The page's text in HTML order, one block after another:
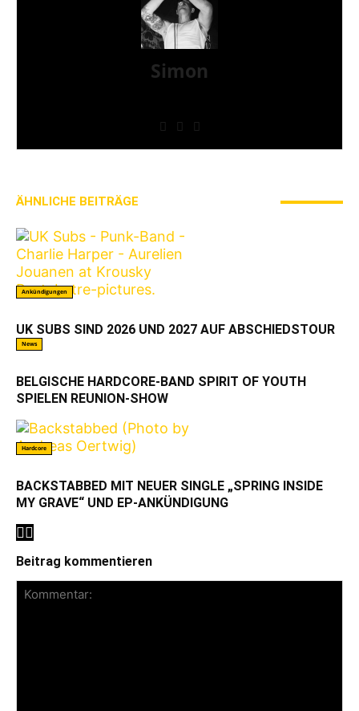
Simon
ÄHNLICHE BEITRÄGE
Ankündigungen
UK SUBS SIND 2026 UND 2027 AUF ABSCHIEDSTOUR
News
BELGISCHE HARDCORE-BAND SPIRIT OF YOUTH
SPIELEN REUNION-SHOW
Hardcore
BACKSTABBED MIT NEUER SINGLE „SPRING INSIDE
MY GRAVE“ UND EP-ANKÜNDIGUNG
Beitrag kommentieren